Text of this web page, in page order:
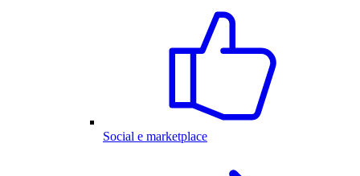
Social e marketplace